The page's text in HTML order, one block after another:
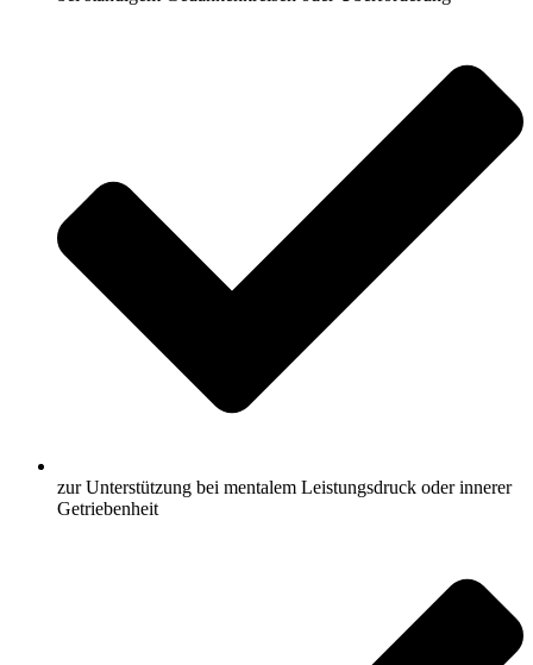
zur Unterstützung bei mentalem Leistungsdruck oder innerer
Getriebenheit